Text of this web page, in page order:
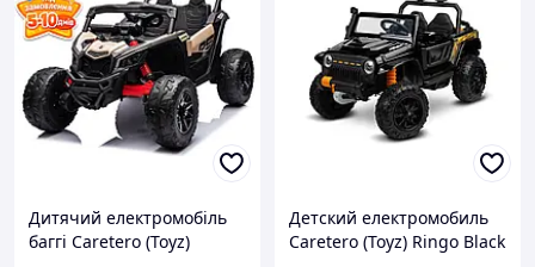
Дитячий електромобіль
баггі Caretero (Toyz)
Детский електромобиль
Caretero (Toyz) Ringo Black